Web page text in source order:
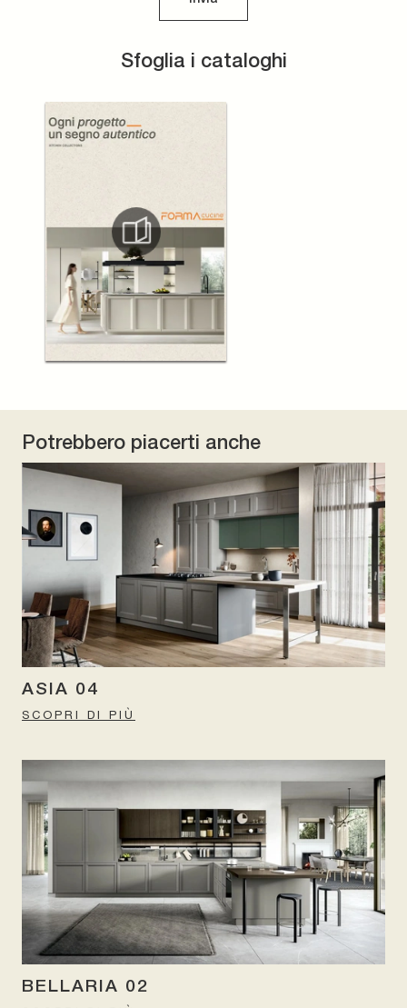
Sfoglia i cataloghi
Potrebbero piacerti anche
ASIA 04
SCOPRI DI PIÙ
BELLARIA 02